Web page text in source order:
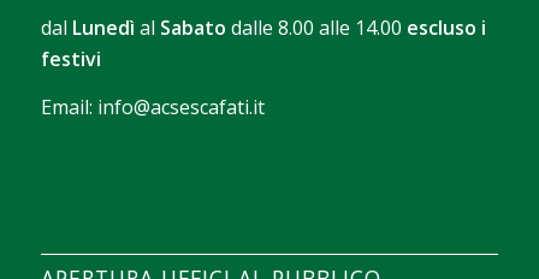
dal Lunedì al Sabato dalle 8.00 alle 14.00 escluso i
festivi
Email: info@acsescafati.it
comment se déroule chaque manche avant